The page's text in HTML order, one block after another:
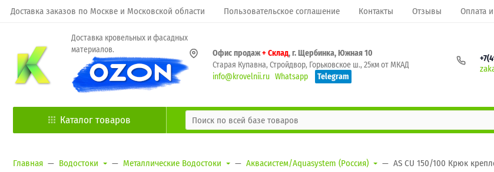
Доставка заказов по Москве и Московской области Пользовательское соглашение Контакты Отзывы Оплата
Доставка кровельных и фасадных
материалов.
Офис продаж+ Склад, г. Щербинка, Южная 10
Старая Купавна, Стройдвор, Горьковское ш., 25км от МКАД
info@krovelnii.ru Whatsapp Telegram
Каталог товаров
Главная Водостоки Металлические Водостоки Аквасистем/Aquasystem (Россия) AS CU 150/100 Крюк